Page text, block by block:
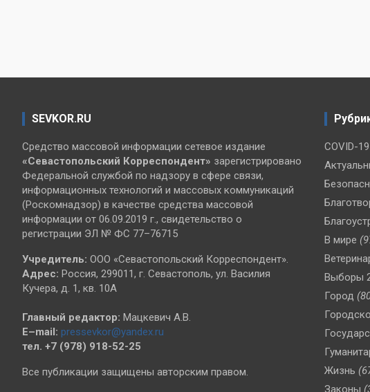
SEVKOR.RU
Средство массовой информации сетевое издание
«Севастопольский Корреспондент» зарегистрировано
Федеральной службой по надзору в сфере связи,
информационных технологий и массовых коммуникаций
(Роскомнадзор) в качестве средства массовой
информации от 06.09.2019 г., свидетельство о
регистрации ЭЛ № ФС 77–76715
Учредитель: ООО «Севастопольский Корреспондент».
Адрес: Россия, 299011, г. Севастополь, ул. Василия
Кучера, д. 1, кв. 10А
Главный редактор: Мацкевич А.В.
E–mail: pressevkor@yandex.ru
тел. +7 (978) 918-52-25
Все публикации защищены авторским правом.
COVID-19
В мире
Выборы
Город
Жизнь
Законы